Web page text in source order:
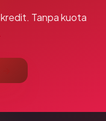
Tanpa kuota